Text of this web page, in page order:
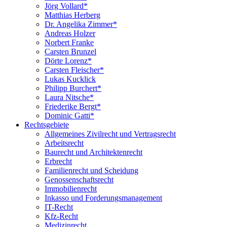
Jörg Vollard*
Matthias Herberg
Dr. Angelika Zimmer*
Andreas Holzer
Norbert Franke
Carsten Brunzel
Dörte Lorenz*
Carsten Fleischer*
Lukas Kucklick
Philipp Burchert*
Laura Nitsche*
Friederike Bergt*
Dominic Gatti*
Rechtsgebiete
Allgemeines Zivilrecht und Vertragsrecht
Arbeitsrecht
Baurecht und Architektenrecht
Erbrecht
Familienrecht und Scheidung
Genossenschaftsrecht
Immobilienrecht
Inkasso und Forderungsmanagement
IT-Recht
Kfz-Recht
Medizinrecht